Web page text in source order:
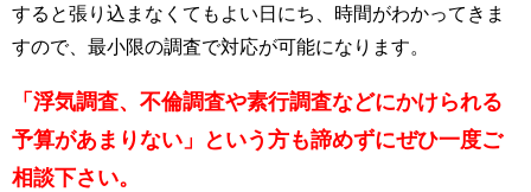
すると張り込まなくてもよい日にち、時間がわかってきま
すので、最小限の調査で対応が可能になります。
「浮気調査、不倫調査や素行調査などにかけられる
予算があまりない」という方も諦めずにぜひ一度ご
相談下さい。